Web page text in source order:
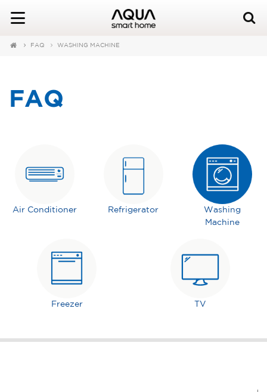
FAQ WASHING MACHINE
FAQ
Air Conditioner Refrigerator
Washing
Machine
Freezer TV